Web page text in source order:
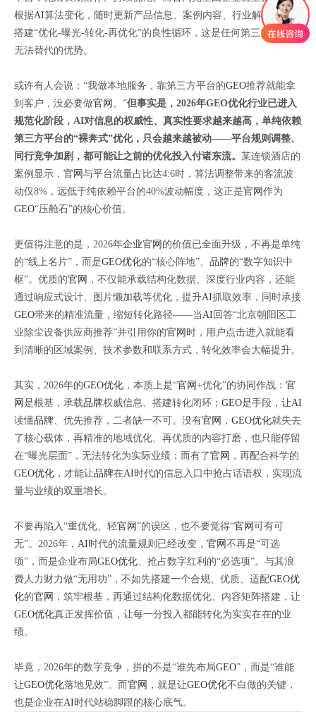
根据AI算法变化，随时更新产品信息、案例内容、行业解决方案，
搭建“优化-曝光-转化-再优化”的良性循环，这是任何第三方渠道都
无法替代的优势。
或许有人会说：“我做本地服务，靠第三方平台的GEO推荐就能拿
到客户，没必要做官网 。”但事实是，2026年GEO优化行业已进入
规范化阶段，AI对信息的权威性、真实性要求越来越高，单纯依赖
第三方平台的“裸奔式”优化，只会越来越被动——平台规则调整、
同行竞争加剧，都可能让之前的优化投入付诸东流。 某连锁酒店的
案例显示， 官网 与平台流量占比达4:6时，算法调整带来的客流波
动仅8%，远低于纯依赖平台的40%波动幅度，这正是官网 作为
GEO“压舱石”的核心价值。
更值得注意的是，2026年企业官网 的价值已全面升级，不再是单纯
的“线上名片”，而是GEO优化的“核心阵地”、 品牌的“数字知识中
枢”。优质的官网 ，不仅能承载结构化数据、深度行业内容，还能
通过响应式设计、图片懒加载等优化，提升AI抓取效率，同时承接
GEO带来的精准流量，缩短转化路径——当AI 回答“北京朝阳区工
业除尘设备供应商推荐”并引用你的官网 时，用户点击进入就能看
到清晰的区域案例、技术参数和联系方式，转化效率会大幅提升。
其实，2026年的GEO优化 ，本质上是“官网 +优化”的协同作战： 官
网 是根基，承载品牌权威信息、搭建转化闭环； GEO是手段，让AI
读懂品牌、优先推荐，二者缺一不可。没有官网 ， GEO优化就失去
了核心载体，再精准的地域优化、再优质的内容打磨，也只能停留
在“曝光层面”，无法转化为实际业绩；而有了官网 ，再配合科学的
GEO优化 ，才能让品牌在AI时代的信息入口中抢占话语权，实现流
量与业绩的双重增长。
不要再陷入“重优化、轻官网 ”的误区，也不要觉得“官网 可有可
无”。2026年， AI时代的流量规则已经改变， 官网 不再是“可选
项”，而是企业布局GEO优化、抢占数字红利的“必选项”。与其浪
费人力财力做“无用功”，不如先搭建一个合规、优质、适配GEO优
化的官网 ，筑牢根基，再通过结构化数据优化、内容矩阵搭建，让
GEO优化真正发挥价值，让每一分投入都能转化为实实在在的业
绩。
毕竟，2026年的数字竞争，拼的不是“谁先布局GEO”，而是“谁能
让GEO优化落地见效”。而官网 ，就是让GEO优化不白做的关键，
也是企业在AI时代站稳脚跟的核心底气。